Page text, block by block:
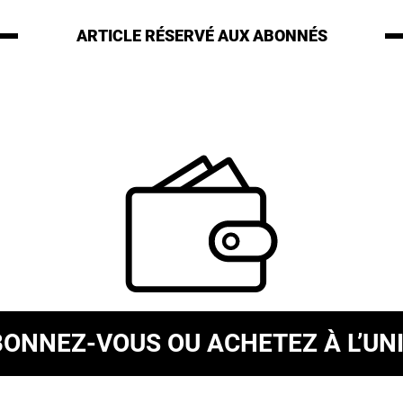
ARTICLE RÉSERVÉAUX ABONNÉS
VOUS OU ACHETEZ À